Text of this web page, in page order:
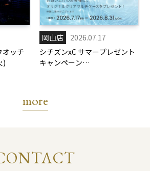
オッチ
)
岡山店
2026.07.17
シチズンxC サマープレゼント
キャンペーン
more